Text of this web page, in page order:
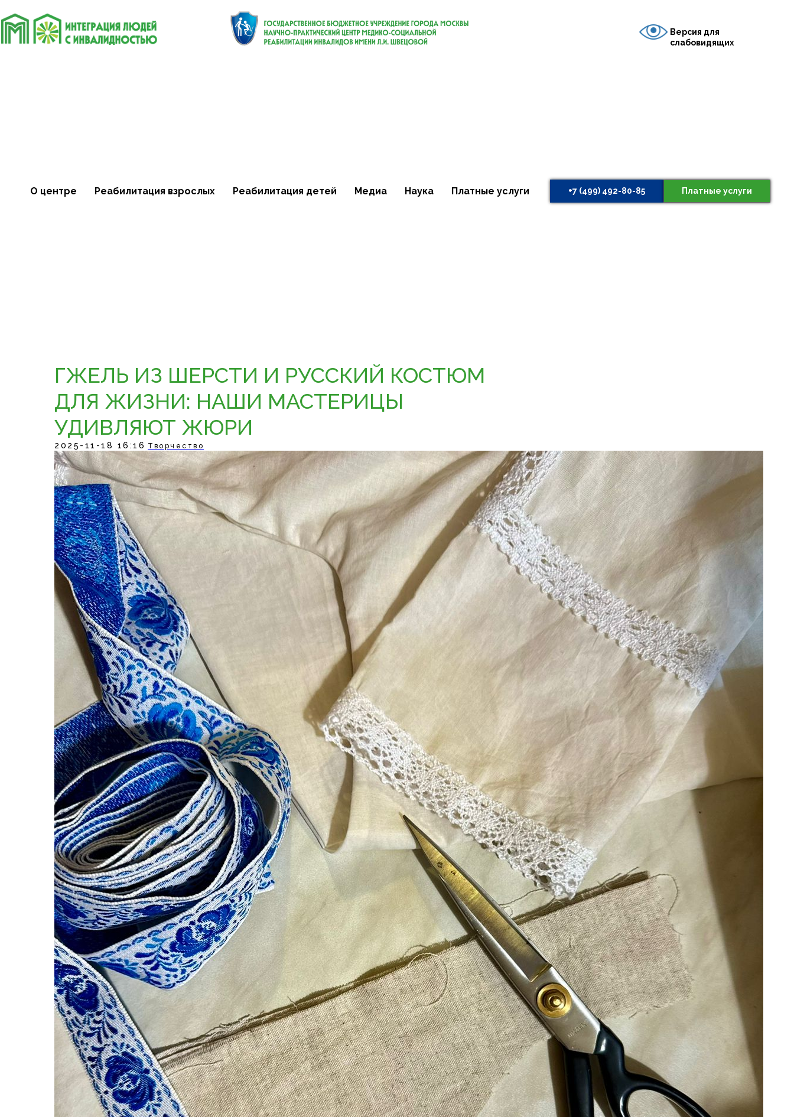
Версия для
слабовидящих
О центре Реабилитация взрослых Реабилитация детей Медиа Наука Платные услуги +7 (499) 492-80-85 Платные услуги
ГЖЕЛЬ ИЗ ШЕРСТИ И РУССКИЙ КОСТЮМ
ДЛЯ ЖИЗНИ: НАШИ МАСТЕРИЦЫ
УДИВЛЯЮТ ЖЮРИ
2025-11-18 16:16 Творчество